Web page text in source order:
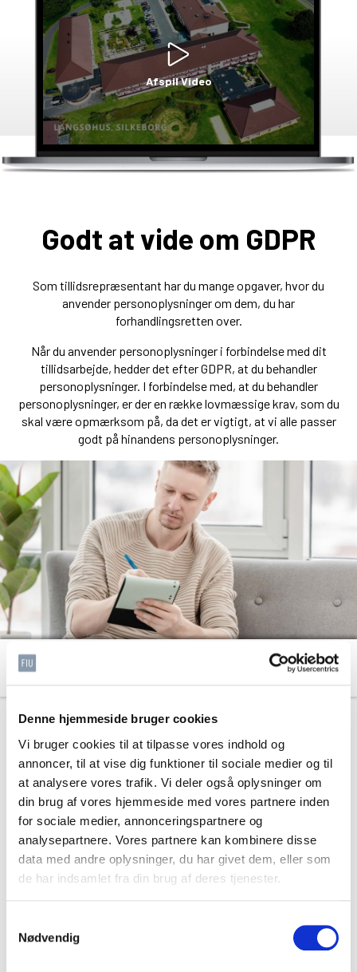
Denne hjemmeside bruger cookies
Vi bruger cookies til at tilpasse vores indhold og
annoncer, til at vise dig funktioner til sociale medier og til
at analysere vores trafik. Vi deler også oplysninger om
din brug af vores hjemmeside med vores partnere inden
for sociale medier, annonceringspartnere og
analysepartnere. Vores partnere kan kombinere disse
data med andre oplysninger, du har givet dem, eller som
de har indsamlet fra din brug af deres tjenester.
Nødvendig
Afspil Video
Godt at vide om GDPR
Som tillidsrepræsentant har du mange opgaver, hvor du
anvender personoplysninger om dem, du har
forhandlingsretten over.
Når du anvender personoplysninger i forbindelse med dit
tillidsarbejde, hedder det efter GDPR, at du behandler
personoplysninger. I forbindelse med, at du behandler
personoplysninger, er der en række lovmæssige krav, som du
skal være opmærksom på, da det er vigtigt, at vi alle passer
godt på hinandens personoplysninger.
Hvad er personoplysninger
Personoplysninger er de oplysninger, der kan være med til
at identificere en specifik person.
Personoplysninger er bl.a. navn, adresse, telefonnummer,
e-mail, alder, køn, arbejdsfunktion, titel, uddannelse og
arbejdsplads. Personoplysninger er ligeledes oplysning
om medlemskab af en fagforening eller oplysning om
helbred, seksualitet eller etnisk oprindelse.
Udover at kende til forskellige personoplysninger skal du